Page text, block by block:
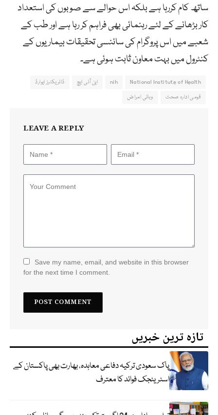
ساتھ کام کررہا ہے بلکہ اس حوالے سے صوبوں کی استعداد
کار بڑھانے کے لئے رہنمائی بھی فراہم کر رہا ہے اور طب کے
شعبے میں اس پروگرام کی سائنسی تحقیقات بیماریوں کے
کنٹرول میں بہت معاون ثابت ہوئی ہے۔
National Institute of Health
nih این آئی ایچ
ڈائریکٹرز ایوارڈ
قومی ادارہ صحت
وبائی امراض
LEAVE A REPLY
Save my name, email, and website in this browser
for the next time I comment.
تازہ ترین خبریں
پاک سعودی ترکیہ دفاعی معاہدہ، بھارت بھی پاکستان کے
اسٹریٹجک فوائد کا معترف